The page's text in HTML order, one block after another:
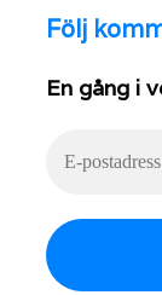
Följ
En gång i